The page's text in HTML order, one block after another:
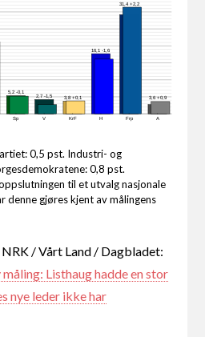
5,2 -0,1
2,7 -1,5 3,8 +0,1
16,1 -1,6
31,4 +2,2
3,6 +0,9
Sp V KrF H Frp A
0,5 pst. Industri- og
0,8 pst.
til et utvalg nasjonale
denne gjøres kjent av målingens
/ Vårt Land / Dagbladet:
måling: Listhaug hadde en stor
nye leder ikke har